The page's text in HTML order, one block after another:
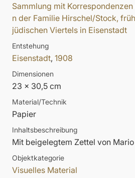
Sammlung mit
n der Familie Hirschel/Stock,
jüdischen Viertels in Eisenstadt
Entstehung
Eisenstadt, 1908
Dimensionen
23 x 30,5 cm
Material/Technik
Papier
Inhaltsbeschreibung
Mit beigelegtem Zettel von
Objektkategorie
Visuelles Material